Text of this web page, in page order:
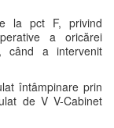
la pct F, privind
a oricărei
când a intervenit
întâmpinare prin
de V V-Cabinet